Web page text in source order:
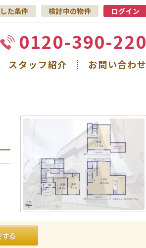
た条件 検討中の物件 ログイン
0120-390-220
スタッフ紹介 お問い合わせ